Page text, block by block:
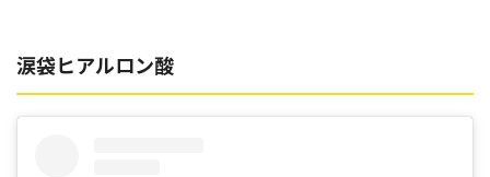
涙袋ヒアルロン酸